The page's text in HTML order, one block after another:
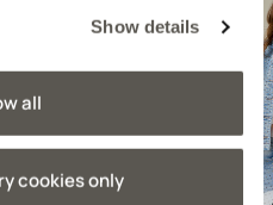
Show details
all
cookies only